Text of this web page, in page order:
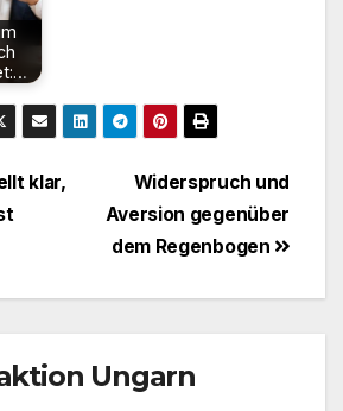
Widerspruch und
Aversion gegenüber
dem Regenbogen
klar,
Ungarn